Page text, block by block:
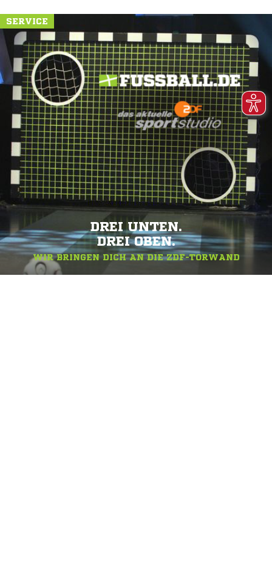
SERVICE
DREI UNTEN.
DREI OBEN.
WIR BRINGEN DICH AN DIE ZDF-TORWAND